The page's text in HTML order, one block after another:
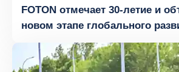
FOTON отмечает 30‑летие и
новом этапе глобального